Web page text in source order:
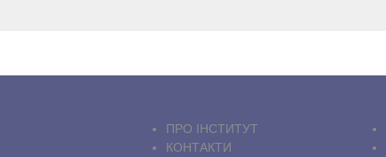
ПРО IНСТИТУТ
КОНТАКТИ